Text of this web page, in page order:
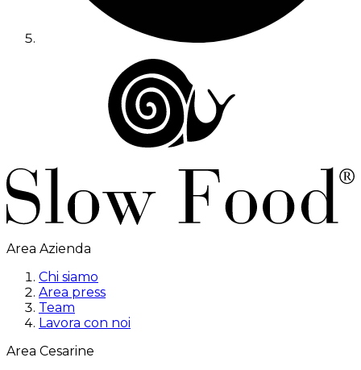
Area Azienda
Chi siamo
Area press
Team
Lavora con noi
Area Cesarine